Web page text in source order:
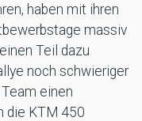
haben mit ihren
massiv
Teil dazu
noch schwieriger
einen
die KTM 450